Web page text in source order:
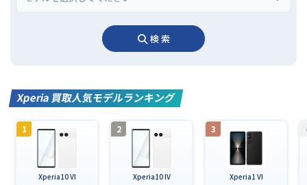
検 索
Xperia 買取人気モデルランキング
1
Xperia10 VI
2
Xperia10 IV
3
Xperia1 VI